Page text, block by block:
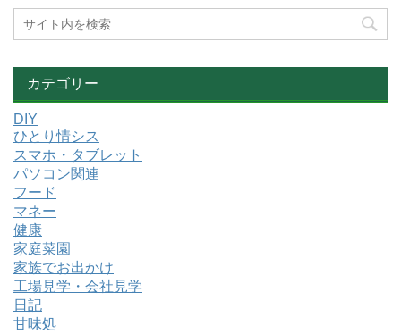
カテゴリー
DIY
ひとり情シス
スマホ・タブレット
パソコン関連
フード
マネー
健康
家庭菜園
家族でお出かけ
工場見学・会社見学
日記
甘味処